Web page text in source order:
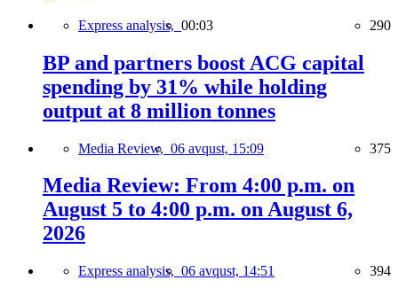
Express analysis, 00:03 290
BP and partners boost ACG capital
spending by 31% while holding
output at 8 million tonnes
Media Review, 06 avqust, 15:09 375
Media Review: From 4:00 p.m. on
August 5 to 4:00 p.m. on August 6,
2026
Express analysis, 06 avqust, 14:51 394